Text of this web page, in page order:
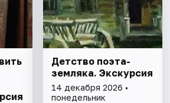
Детство поэта-
земляка. Экскурсия
14 декабря 2026 •
понедельник